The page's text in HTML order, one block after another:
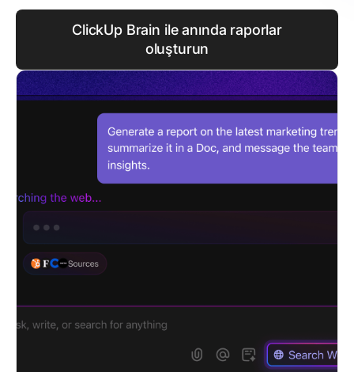
ClickUp Brain ile anında raporlar
oluşturun